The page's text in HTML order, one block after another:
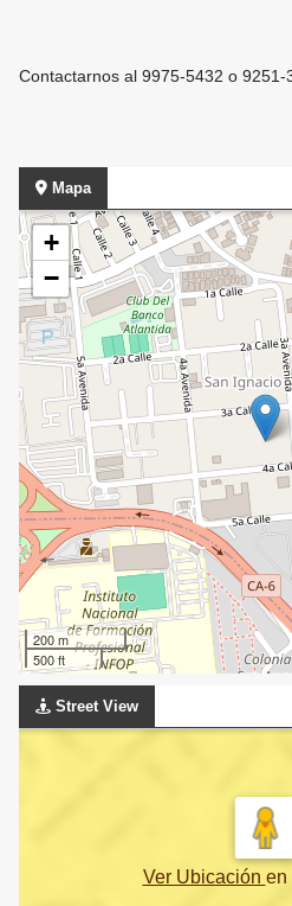
Contactarnos al 9975-5432 o 9251-
Mapa
+
−
200 m
500 ft
Street View
Ver Ubicación en